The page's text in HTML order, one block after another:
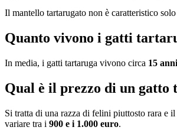
Il mantello tartarugato non è caratteristico
Quanto vivono i gatti
In media, i gatti tartaruga vivono circa 15 anni
Qual è il prezzo di un gatto
Si tratta di una razza di felini piuttosto rara e
variare tra i 900 e i 1.000 euro.